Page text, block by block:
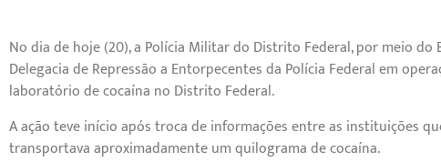
No dia de hoje (20), a Polícia Militar do Distrito Federal, por meio
Delegacia de Repressão a Entorpecentes da Polícia Federal em
laboratório de cocaína no Distrito Federal.
A ação teve início após troca de informações entre as instituições
transportava aproximadamente um quilograma de cocaína.